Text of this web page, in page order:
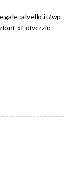
wp-
di-divorzio-